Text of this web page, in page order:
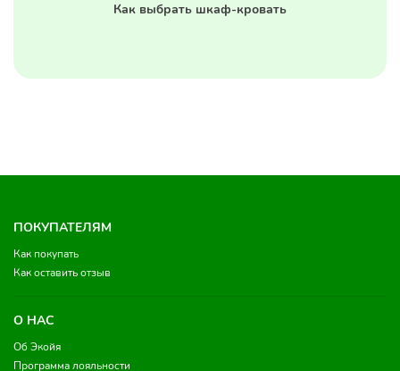
Как выбрать шкаф-кровать
ПОКУПАТЕЛЯМ
Как покупать
Как оставить отзыв
О НАС
Об Экойя
Программа лояльности